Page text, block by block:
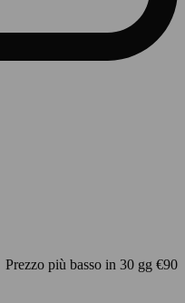
Prezzo più basso in 30 gg €90